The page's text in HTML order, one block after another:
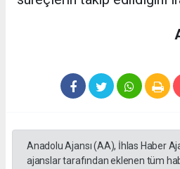
Anadolu Ajansı (AA), İhlas Haber
ajanslar tarafından eklenen tüm